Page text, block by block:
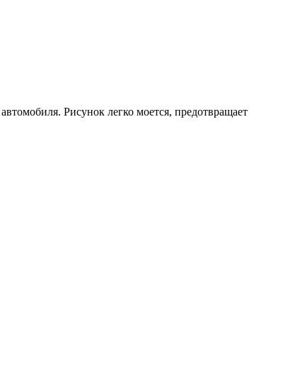
Рисунок легко моется, предотвращает